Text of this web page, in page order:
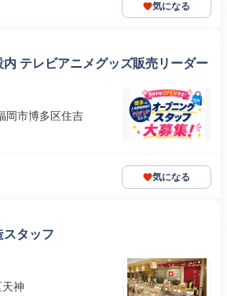
気になる
テレビアニメグッズ販売リーダー
岡市博多区住吉
気になる
スタッフ
神